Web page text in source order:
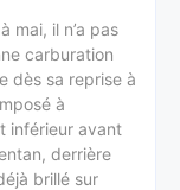
mai, il n’a pas
carburation
dès sa reprise à
à
inférieur avant
derrière
brillé sur